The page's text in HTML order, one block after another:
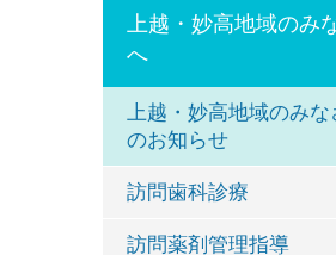
上越・妙高地域のみ
へ
上越・妙高地域のみな
のお知らせ
訪問歯科診療
訪問薬剤管理指導